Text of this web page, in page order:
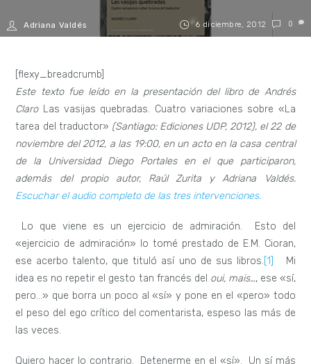
6 diciembre, 2012
Adriana Valdés 0
[flexy_breadcrumb]
Este texto fue leído en la presentación del libro de Andrés
Claro Las vasijas quebradas. Cuatro variaciones sobre «La
tarea del traductor» (Santiago: Ediciones UDP, 2012), el 22 de
noviembre del 2012, a las 19:00, en un acto en la casa central
de la Universidad Diego Portales en el que participaron,
además del propio autor, Raúl Zurita y Adriana Valdés.
Escuchar el audio completo de las tres intervenciones.
Lo que viene es un ejercicio de admiración. Esto del
«ejercicio de admiración» lo tomé prestado de E.M. Cioran,
ese acerbo talento, que tituló así uno de sus libros. [1]
Mi
idea es no repetir el gesto tan francés del oui, mais…, ese «sí,
pero…» que borra un poco al «sí» y pone en el «pero» todo
el peso del ego crítico del comentarista, espeso las más de
las veces.
Quiero hacer lo contrario. Detenerme en el «sí». Un sí más